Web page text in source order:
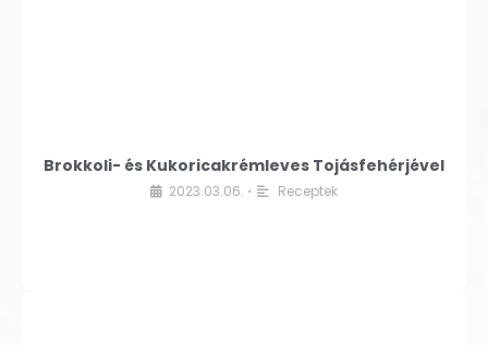
Brokkoli- és Kukoricakrémleves Tojásfehérjével
2023.03.06. • Receptek